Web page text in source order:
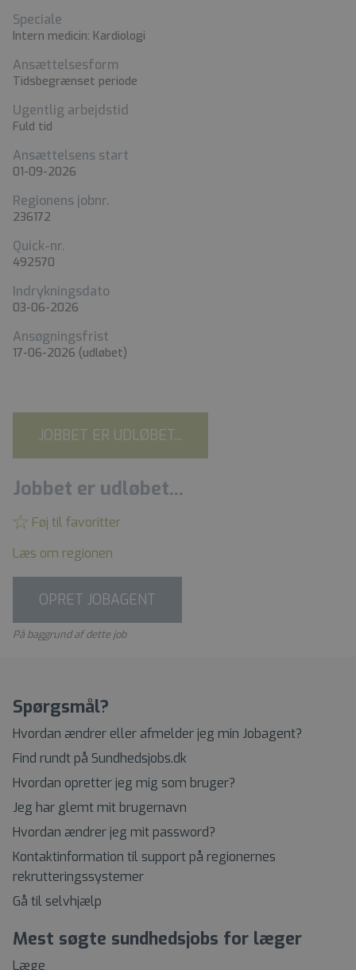
Speciale
Intern medicin: Kardiologi
Ansættelsesform
Tidsbegrænset periode
Ugentlig arbejdstid
Fuld tid
Ansættelsens start
01-09-2026
Regionens jobnr.
236172
Quick-nr.
492570
Indrykningsdato
03-06-2026
Ansøgningsfrist
17-06-2026 (udløbet)
JOBBET ER UDLØBET...
Jobbet er udløbet...
Føj til favoritter
Læs om regionen
OPRET JOBAGENT
På baggrund af dette job
Spørgsmål?
Hvordan ændrer eller afmelder jeg min Jobagent?
Find rundt på Sundhedsjobs.dk
Hvordan opretter jeg mig som bruger?
Jeg har glemt mit brugernavn
Hvordan ændrer jeg mit password?
Kontaktinformation til support på regionernes
rekrutteringssystemer
Gå til selvhjælp
Mest søgte sundhedsjobs for læger
Læge